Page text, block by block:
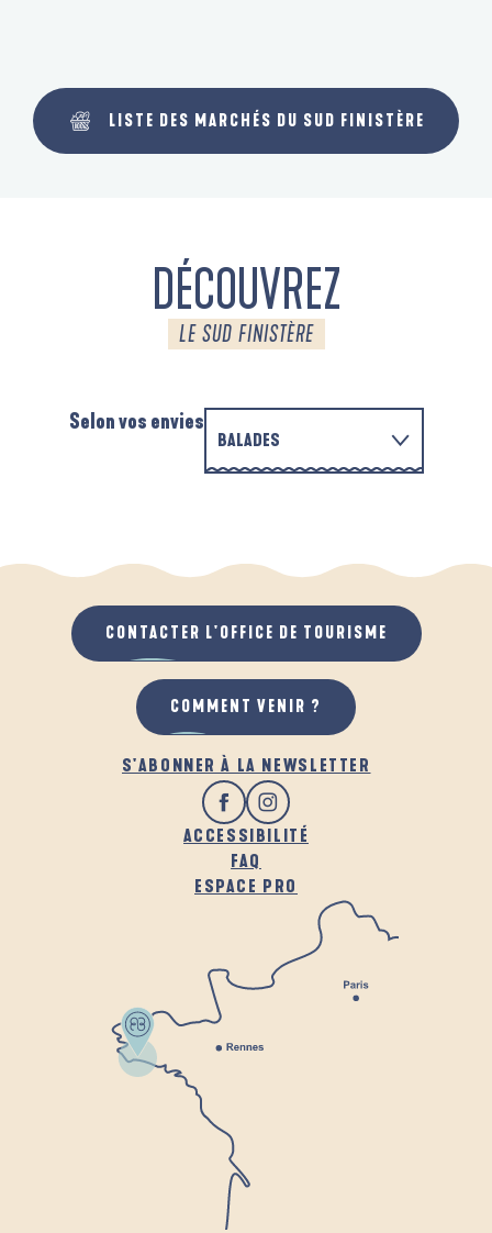
LISTE DES MARCHÉS DU SUD FINISTÈRE
DÉCOUVREZ
LE SUD FINISTÈRE
Selon vos envies
BALADES
QUAND IL PLEUT
AU GRAND AIR
PARCOURS D'INTERPRÉTATION DE L'ANSE
S'ABONNER À LA NEWSLETTER
ACCESSIBILITÉ
FAQ
ESPACE PRO
CONTACTER L'OFFICE DE TOURISME
COMMENT VENIR ?